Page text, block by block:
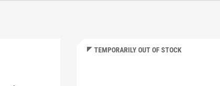
TEMPORARILY OUT OF STOCK